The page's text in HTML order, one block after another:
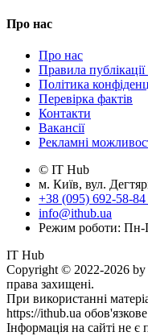
Про нас
Про нас
Правила публікації
Політика
Перевірка фактів
Контакти
Вакансії
Рекламні
© IT Hub
м. Київ, вул.
+38 (095) 692-58-
info@ithub.ua
Режим роботи: Пн-
IT Hub
Copyright © 2022-2026
права захищені.
При використанні
https://ithub.ua
Інформація на сайті не